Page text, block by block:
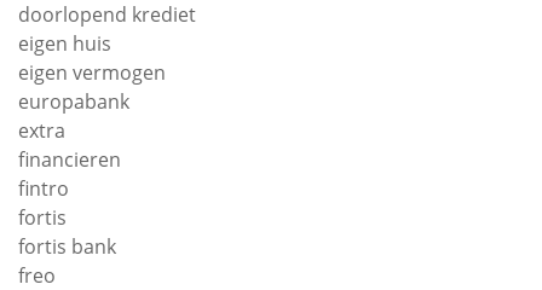
doorlopend krediet
eigen huis
eigen vermogen
europabank
extra
financieren
fintro
fortis
fortis bank
freo